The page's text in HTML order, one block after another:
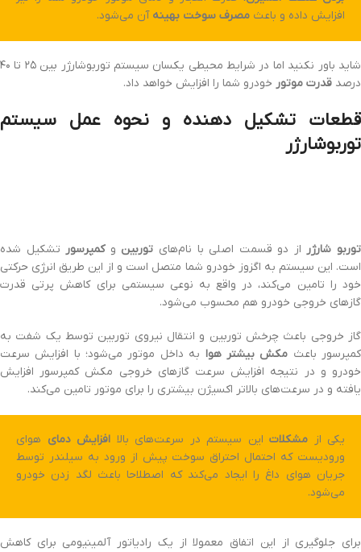
افزایش داده و باعث مصرف سوخت بهینه آن می‌شود.
شاید باور نکنید اما در شرایط محیطی یکسان سیستم توربوشارژر بین ۲۵ تا ۴۰
درصد قدرت موتور خودرو شما را افزایش خواهد داد.
قطعات تشکیل دهنده و نحوه عمل سیستم
توربوشارژر
توربو شارژراز دو قسمت اصلی با نام‌های توربین وکمپرسورتشکیل شده
است. این سیستم به اگزوز خودرو شما متصل است و از این طریق انرژی حرکتی
خود را تامین می‌کند، در واقع به نوعی سیستمی برای کاهش پرتی قدرت
گازهای خروجی خودرو هم محسوب می‌شود.
گاز خروجی باعث چرخش توربین و انتقال نیروی توربین توسط یک شفت به
کمپرسور باعث مکش بیشتر هوا به داخل موتور می‌شود؛ با افزایش سرعت
خودرو و در نتیجه افزایش سرعت گازهای خروجی مکش کمپرسور افزایش
یافته و در سرعت‌های بالاتر اکسیژن بیشتری را برای موتور تامین می‌کند.
یکی از مشکلات این سیستم در سرعت‌های بالا افزایش دمای هوای
ورودیست که احتمال احتراق سوخت پیش از ورود به سیلندر توسط
جریان هوای داغ را ایجاد می‌کند که اصطلاحا باعث لگد زدن خودرو
می‌شود.
برای جلوگیری از این اتفاق معمولا از یک رادیاتور آلمینیومی برای کاهش